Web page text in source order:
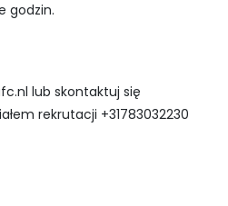
godzin.
lub skontaktuj się
rekrutacji +31783032230